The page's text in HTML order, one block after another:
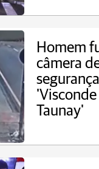
Homem
câmera
Taunay'